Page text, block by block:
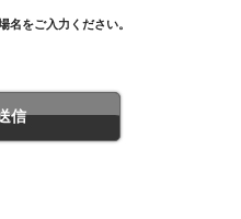
をご入力ください。